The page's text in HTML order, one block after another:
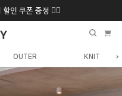
인 쿠폰 증정 ❤️‍🔥
~ 9/12월
OUTER KNIT